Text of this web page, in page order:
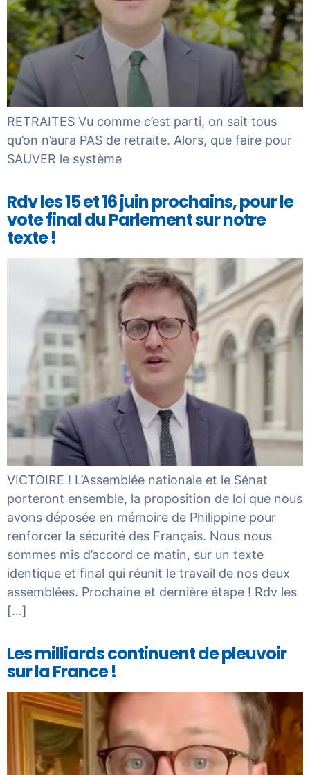
RETRAITES Vu comme c’est parti, on sait tous
qu’on n’aura PAS de retraite. Alors, que faire pour
SAUVER le système
Rdv les 15 et 16 juin prochains, pour le
vote final du Parlement sur notre
texte !
VICTOIRE ! L’Assemblée nationale et le Sénat
porteront ensemble, la proposition de loi que nous
avons déposée en mémoire de Philippine pour
renforcer la sécurité des Français. Nous nous
sommes mis d’accord ce matin, sur un texte
identique et final qui réunit le travail de nos deux
assemblées. Prochaine et dernière étape ! Rdv les
[…]
Les milliards continuent de pleuvoir
sur la France !